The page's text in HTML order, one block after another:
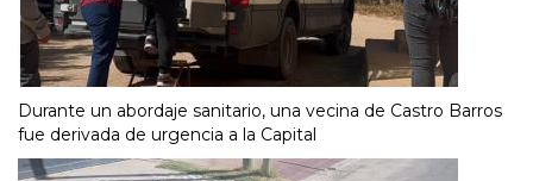
Durante un abordaje sanitario, una vecina de Castro Barros
fue derivada de urgencia a la Capital